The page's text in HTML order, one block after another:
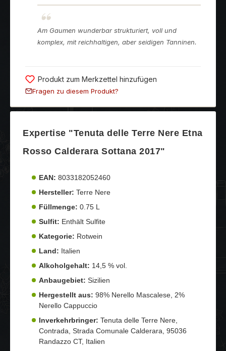
Am Gaumen wunderbar strukturiert, voll und
komplex, mit reichhaltigen, aber seidigen Tanninen.
Produkt zum Merkzettel hinzufügen
Fragen zu diesem Produkt?
Expertise "Tenuta delle Terre Nere Etna
Rosso Calderara Sottana 2017"
EAN: 8033182052460
Hersteller: Terre Nere
Füllmenge: 0.75 L
Sulfit: Enthält Sulfite
Kategorie: Rotwein
Land: Italien
Alkoholgehalt: 14,5 % vol.
Anbaugebiet: Sizilien
Hergestellt aus: 98% Nerello Mascalese, 2%
Nerello Cappuccio
Inverkehrbringer: Tenuta delle Terre Nere,
Contrada, Strada Comunale Calderara, 95036
Randazzo CT, Italien